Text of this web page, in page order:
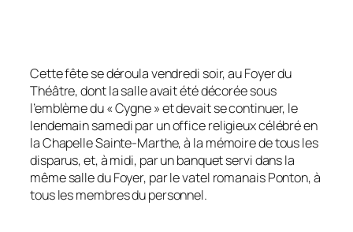
Cette fête se déroula vendredi soir, au Foyer du
Théâtre, dont la salle avait été décorée sous
l’emblème du « Cygne » et devait se continuer, le
lendemain samedi par un office religieux célébré en
la Chapelle Sainte-Marthe, à la mémoire de tous les
disparus, et, à midi, par un banquet servi dans la
même salle du Foyer, par le vatel romanais Ponton, à
tous les membres du personnel.